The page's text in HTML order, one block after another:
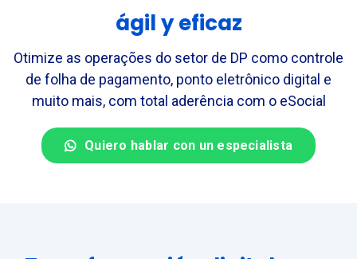
ágil y eficaz
Otimize as operações do setor de DP como controle
de folha de pagamento, ponto eletrônico digital e
muito mais, com total aderência com o eSocial
Quiero hablar con un especialista